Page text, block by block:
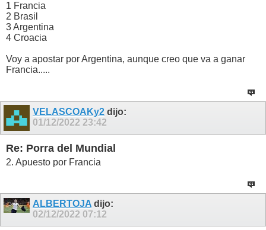
1 Francia
2 Brasil
3 Argentina
4 Croacia
Voy a apostar por Argentina, aunque creo que va a ganar
Francia.....
VELASCOAKy2 dijo:
01/12/2022 23:42
Re: Porra del Mundial
2. Apuesto por Francia
ALBERTOJA dijo:
02/12/2022 07:12